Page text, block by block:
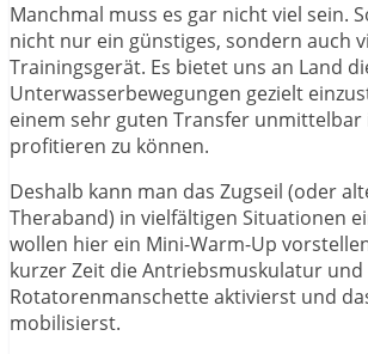
Manchmal muss es gar nicht viel sein.
nicht nur ein günstiges, sondern auch
Trainingsgerät. Es bietet uns an Land
Unterwasserbewegungen gezielt
einem sehr guten Transfer unmittelbar
profitieren zu können.
Deshalb kann man das Zugseil (oder
Theraband) in vielfältigen Situationen
wollen hier ein Mini-Warm-Up
kurzer Zeit die Antriebsmuskulatur und
Rotatorenmanschette aktivierst und
mobilisierst.